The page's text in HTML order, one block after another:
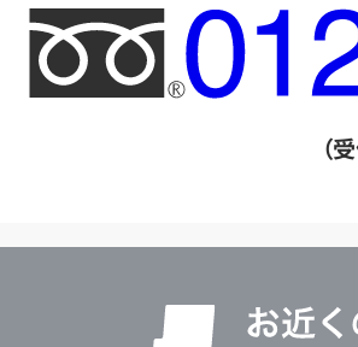
フ
リ
ー
ル
（